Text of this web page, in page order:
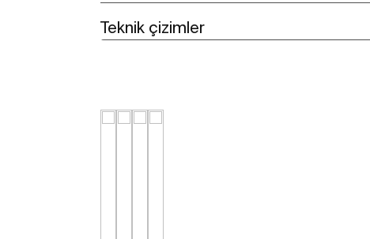
Teknik çizimler